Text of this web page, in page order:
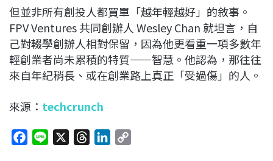
但並非所有創投人都買單「越年輕越好」的敘事。
FPV Ventures 共同創辦人 Wesley Chan 就坦言，自
己對輟學創辦人相對保留，因為他更看重一項多數年
輕創業者尚未累積的特質——智慧。他認為，那往往
來自年紀稍長、或在創業路上真正「受過傷」的人。
來源： techcrunch